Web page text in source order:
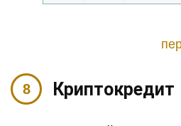
Криптокредит